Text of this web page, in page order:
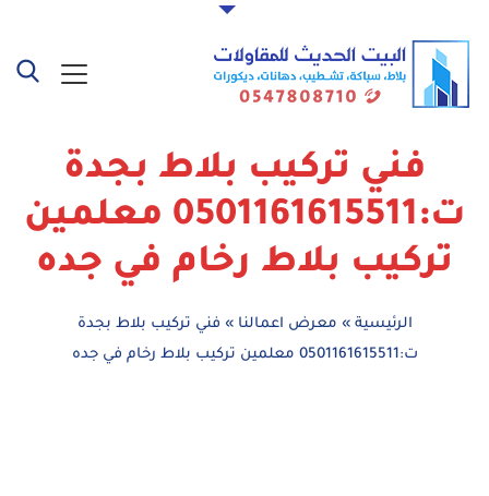
فني تركيب بلاط بجدة
ت:0501161615511 معلمين
تركيب بلاط رخام في جده
الرئيسية » معرض اعمالنا » فني تركيب بلاط بجدة
ت:0501161615511 معلمين تركيب بلاط رخام في جده